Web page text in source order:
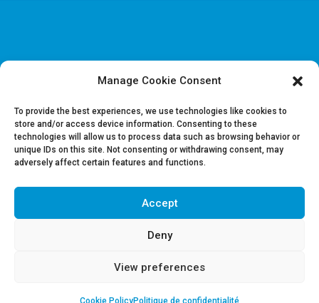
Manage Cookie Consent
To provide the best experiences, we use technologies like cookies to
store and/or access device information. Consenting to these
technologies will allow us to process data such as browsing behavior or
unique IDs on this site. Not consenting or withdrawing consent, may
adversely affect certain features and functions.
Accept
Deny
View preferences
Cookie PolicyPolitique de confidentialité
Disclaimer & Informations juridiques
Offres d’emploi
Contactez-nous
Copyright 2018 | REGUL | Powered byThe Crew Communication